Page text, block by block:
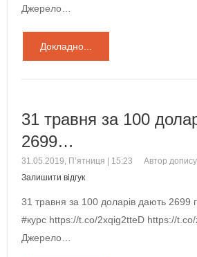
Джерело…
Докладно...
31 травня за 100
2699…
31.05.2019, П’ятниця | 15:23 Автор
Залишити відгук
31 травня за 100 доларів дають 2699
#курс https://t.co/2xqig2tteD https://
Джерело…